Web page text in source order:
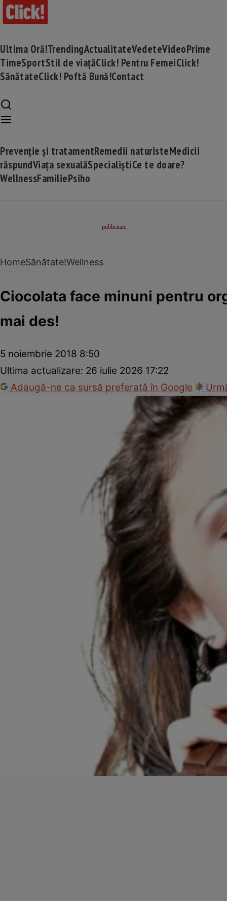
Ultima Oră!TrendingActualitateVedeteVideoPrime
TimeSportStil de viațăClick! Pentru FemeiClick!
SănătateClick! Poftă Bună!Contact
Prevenție și tratamentRemedii naturisteMedicii
răspundViața sexualăSpecialiștiCe te doare?
WellnessFamiliePsiho
HomeSănătate!Wellness
Ciocolata face minuni pentru
mai des!
5 noiembrie 2018 8:50
Ultima actualizare: 26 iulie 2026 17:22
Adaugă-ne ca sursă preferată în Google